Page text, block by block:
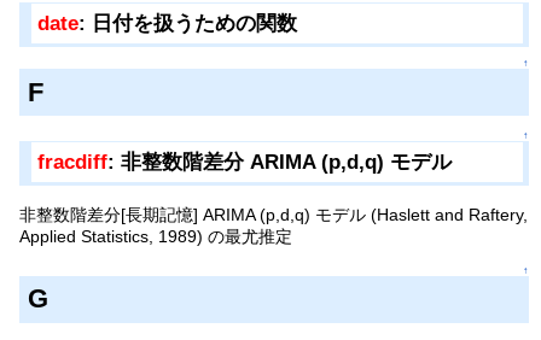
date: 日付を扱うための関数
↑
F
↑
fracdiff: 非整数階差分 ARIMA (p,d,q) モデル
非整数階差分[長期記憶] ARIMA (p,d,q) モデル (Haslett and Raftery,
Applied Statistics, 1989) の最尤推定
↑
G